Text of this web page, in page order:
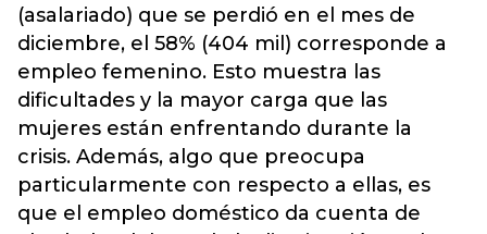
(asalariado) que se perdió en el mes de
diciembre, el 58% (404 mil) corresponde a
empleo femenino. Esto muestra las
dificultades y la mayor carga que las
mujeres están enfrentando durante la
crisis. Además, algo que preocupa
particularmente con respecto a ellas, es
que el empleo doméstico da cuenta de